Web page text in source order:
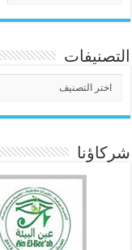
التصنيفات
شركاؤنا